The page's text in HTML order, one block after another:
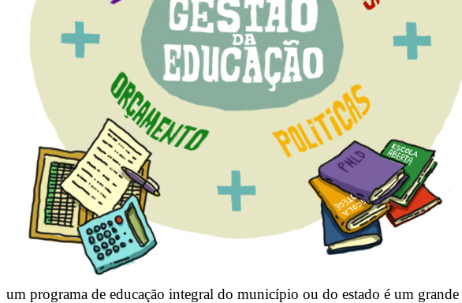
um programa de educação integral do município ou do estado é um grande